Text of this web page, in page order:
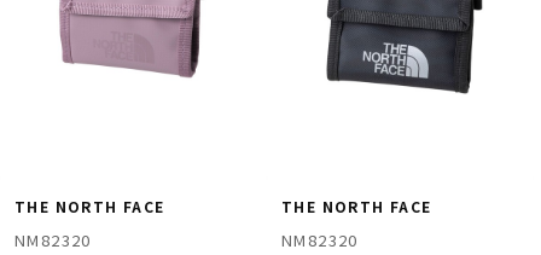
THE NORTH FACE
NM82320
THE NORTH FACE
NM82320